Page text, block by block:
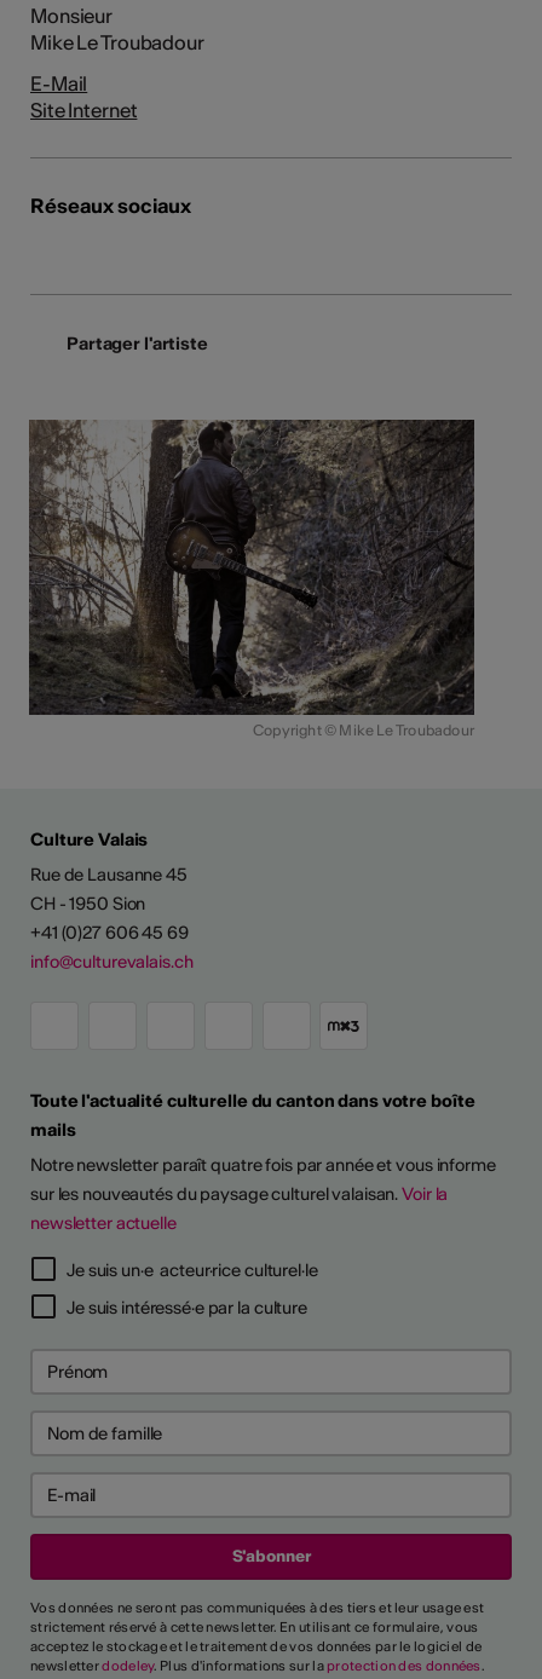
D'ARTISTES
Monsieur
Mike Le Troubadour
E-Mail
Site Internet
Réseaux sociaux
Partager l'artiste
Copyright © Mike Le Troubadour
Culture Valais
Rue de Lausanne 45
CH - 1950 Sion
+41 (0)27 606 45 69
info@culturevalais.ch
Toute l'actualité culturelle du canton dans votre boîte
mails
Notre newsletter paraît quatre fois par année et vous informe
sur les nouveautés du paysage culturel valaisan.Voir la
newsletter actuelle
Je suis un·e acteur·rice culturel·le
Je suis intéressé·e par la culture
Vos données ne seront pas communiquées à des tiers et leur usage est
strictement réservé à cette newsletter. En utilisant ce formulaire, vous
acceptez le stockage et le traitement de vos données par le logiciel de
newsletterdodeley. Plus d'informations sur la protection des données.